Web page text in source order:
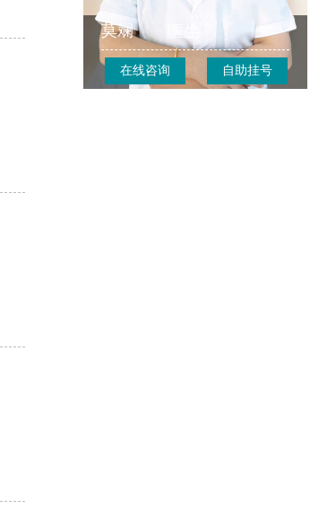
莫斓
在线咨询 自助挂号